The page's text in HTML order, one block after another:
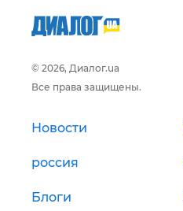
© 2026, Диалог.ua
Все права защищены.
Новости
россия
Блоги